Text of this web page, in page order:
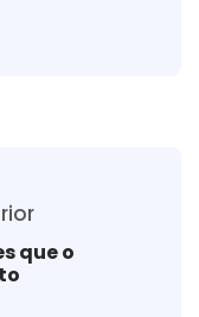
que o